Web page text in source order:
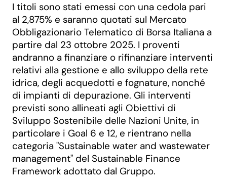
I titoli sono stati emessi con una cedola pari
al 2,875% e saranno quotati sul Mercato
Obbligazionario Telematico di Borsa Italiana a
partire dal 23 ottobre 2025. I proventi
andranno a finanziare o rifinanziare interventi
relativi alla gestione e allo sviluppo della rete
idrica, degli acquedotti e fognature, nonché
di impianti di depurazione. Gli interventi
previsti sono allineati agli Obiettivi di
Sviluppo Sostenibile delle Nazioni Unite, in
particolare i Goal 6 e 12, e rientrano nella
categoria "Sustainable water and wastewater
management" del Sustainable Finance
Framework adottato dal Gruppo.